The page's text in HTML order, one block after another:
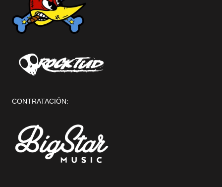
CONTRATACIÓN: